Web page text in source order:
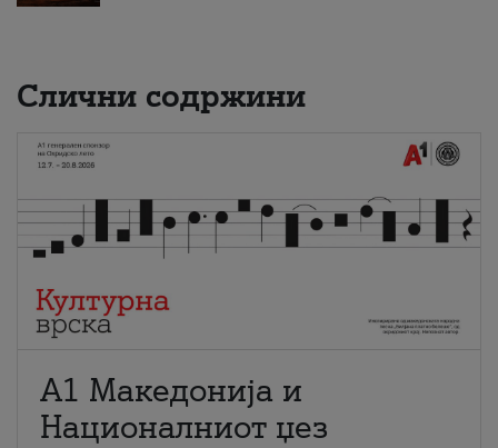
Слични содржини
А1 Македонија и
Националниот џез